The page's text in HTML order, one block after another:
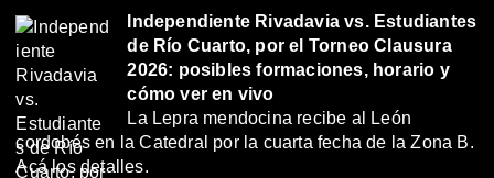
Independiente Rivadavia vs. Estudiantes
de Río Cuarto, por el Torneo Clausura
2026: posibles formaciones, horario y
cómo ver en vivo
La Lepra mendocina recibe al León
cordobés en la Catedral por la cuarta fecha de la Zona B.
Acá los detalles.